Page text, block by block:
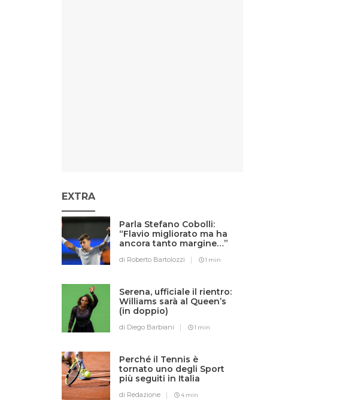
EXTRA
Parla Stefano Cobolli:
“Flavio migliorato ma ha
ancora tanto margine…”
di Roberto Bartolozzi 1 min
Serena, ufficiale il rientro:
Williams sarà al Queen’s
(in doppio)
di Diego Barbiani 1 min
Perché il Tennis è
tornato uno degli Sport
più seguiti in Italia
di Redazione 4 min